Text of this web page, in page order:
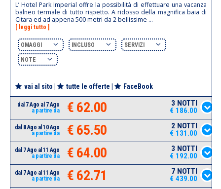
L’ Hotel Park Imperial offre la possibilità di effettuare una vacanza
balneo termale di tutto rispetto. A ridosso della magnifica baia di
Citara ed ad appena 500 metri da 2 bellissime ...
[ leggi tutto ]
OMAGGI INCLUSO SERVIZI
NOTE
vai al sito tutte le offerte FaceBook
dal 7 Ago al 7 Ago
a partire da
€ 62.00
3 NOTTI
€ 186.00
dal 8 Ago al 10 Ago
a partire da
€ 65.50
2 NOTTI
€ 131.00
dal 7 Ago al 11 Ago
a partire da
€ 64.00
3 NOTTI
€ 192.00
dal 7 Ago al 11 Ago
a partire da
€ 62.71
7 NOTTI
€ 439.00